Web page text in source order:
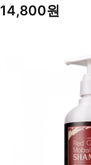
14,800원